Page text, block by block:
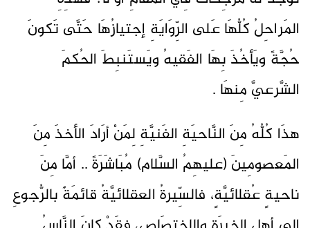
المَراحِلُ كُلُّهَا عَلى الرِّوَايَةِ إجتيازُهَا حَتَّى تَكونَ
حُجَّةً ويَأخُذَ بِهَا الفَقيهُ ويَستَنبِطَ الحُكمَ
الشَّرعيَّ مِنهَا .
هذَا كُلُّهُ مِنَ النَّاحيَةِ الفَنيَّةِ لِمَنْ أرَادَ الأخذَ مِنَ
المَعصومِينَ (عليهِمُ السَّلام) مُبَاشَرَةً .. أمَّا مِنَ
ناحيةٍ عُقلائيَّةٍ، فالسِّيرةُ العقلائيَّةُ قائمَةٌ بالرُّجوعِ